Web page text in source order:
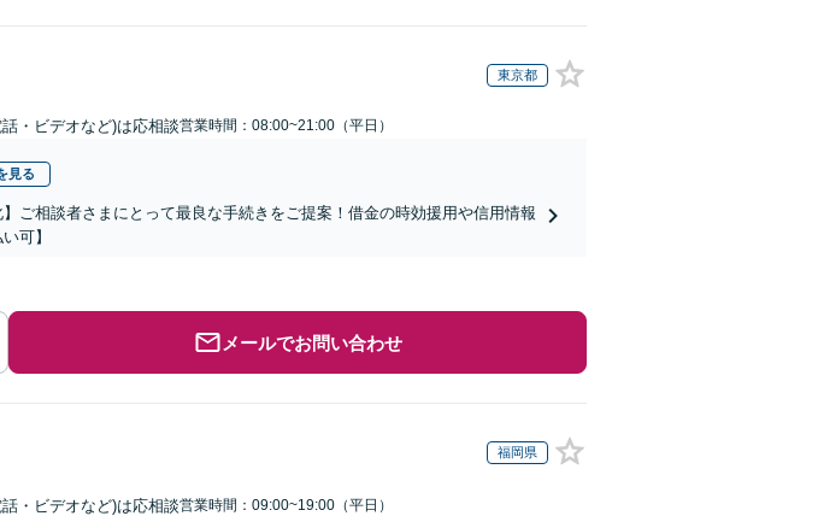
東京都
・ビデオなど)は応相談営業時間：08:00~21:00（平日）
見る
ご相談者さまにとって最良な手続きをご提案！借金の時効援用や信用情報
可】
メールでお問い合わせ
福岡県
・ビデオなど)は応相談営業時間：09:00~19:00（平日）